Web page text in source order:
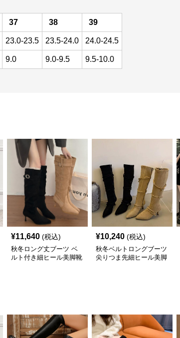
37 38 39
23.0-23.5 23.5-24.0 24.0-24.5
9.0 9.0-9.5 9.5-10.0
¥11,640 (税込)
秋冬ロング丈ブーツ ベ
ルト付き細ヒール美脚靴
¥10,240 (税込)
秋冬ベルトロングブーツ
尖りつま先細ヒール美脚